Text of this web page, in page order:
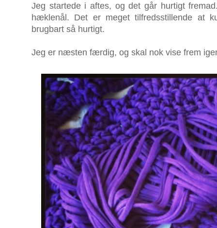
Jeg startede i aftes, og det går hurtigt
hæklenål. Det er meget tilfredsstillende at
brugbart så hurtigt.
Jeg er næsten færdig, og skal nok vise frem